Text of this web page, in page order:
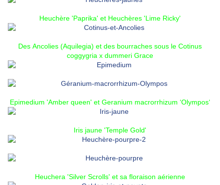
Heuchère 'Paprika' et Heuchères 'Lime Ricky'
Des Ancolies (Aquilegia) et des bourraches sous le Cotinus
coggygria x dummeri Grace
Epimedium 'Amber queen' et Geranium macrorrhizum ‘Olympos‘
Iris jaune 'Temple Gold'
Heuchera 'Silver Scrolls' et sa floraison aérienne